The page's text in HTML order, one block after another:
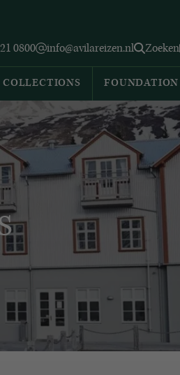
0800 info@avilareizen.nl Zoeken
COLLECTIONS FOUNDATION